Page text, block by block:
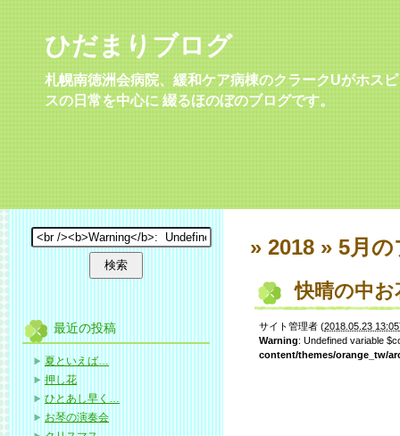
ひだまりブログ
札幌南徳洲会病院、緩和ケア病棟のクラークUがホスピ
スの日常を中心に 綴るほのぼのブログです。
» 2018 » 5月 の
快晴の中お
サイト管理者 (2018.05.23 13:05
Warning: Undefined variable
content/themes/orange_tw/
最近の投稿
夏といえば…
押し花
ひとあし早く…
お琴の演奏会